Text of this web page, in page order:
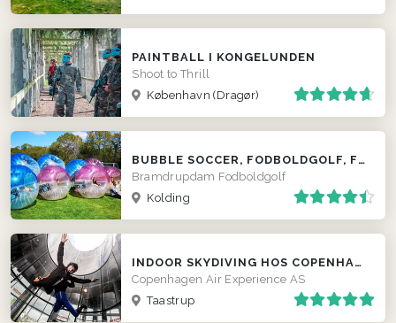
PAINTBALL I KONGELUNDEN
Shoot to Thrill
København (Dragør)
BUBBLE SOCCER, FODBOLDGOLF, FRISBEEGOLF, 5-KAMP OG STØDBÅND - KOLDING
Bramdrupdam Fodboldgolf
Kolding
INDOOR SKYDIVING HOS COPENHAGEN AIR EXPERIENCE
Copenhagen Air Experience AS
Taastrup